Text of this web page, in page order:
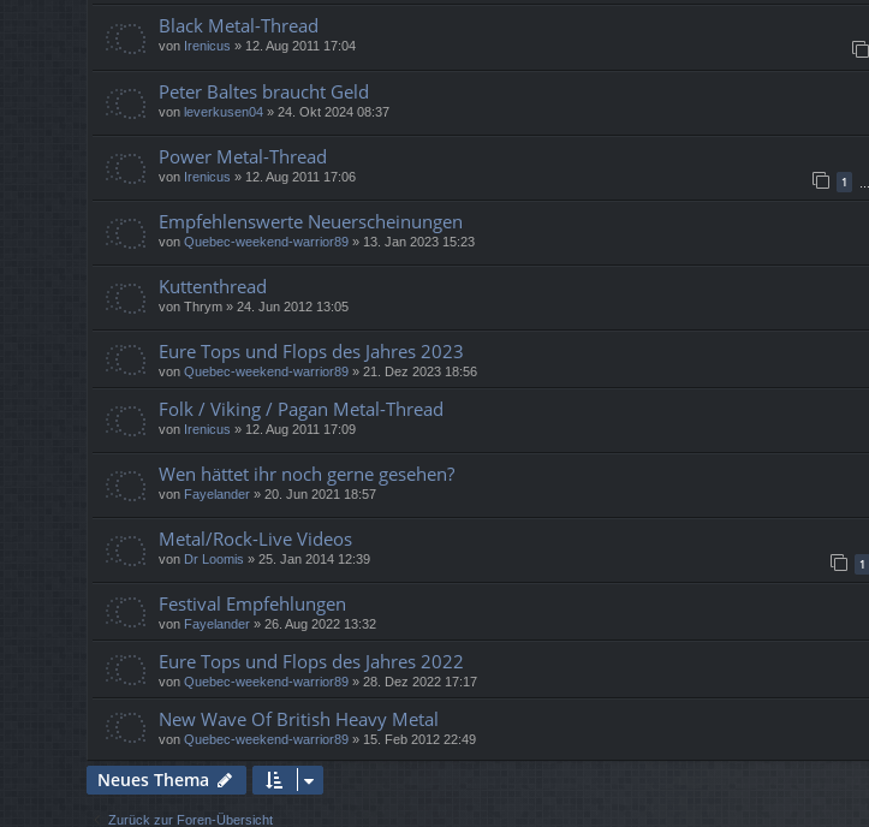
Black Metal-Thread
von Irenicus » 12. Aug 2011 17:04
Peter Baltes braucht Geld
von leverkusen04 » 24. Okt 2024 08:37
Power Metal-Thread
von Irenicus » 12. Aug 2011 17:06 1
Empfehlenswerte Neuerscheinungen
von Quebec-weekend-warrior89 » 13. Jan 2023 15:23
Kuttenthread
von Thrym » 24. Jun 2012 13:05
Eure Tops und Flops des Jahres 2023
von Quebec-weekend-warrior89 » 21. Dez 2023 18:56
Folk / Viking / Pagan Metal-Thread
von Irenicus » 12. Aug 2011 17:09
Wen hättet ihr noch gerne gesehen?
von Fayelander » 20. Jun 2021 18:57
Metal/Rock-Live Videos
von Dr Loomis » 25. Jan 2014 12:39 1
Festival Empfehlungen
von Fayelander » 26. Aug 2022 13:32
Eure Tops und Flops des Jahres 2022
von Quebec-weekend-warrior89 » 28. Dez 2022 17:17
New Wave Of British Heavy Metal
von Quebec-weekend-warrior89 » 15. Feb 2012 22:49
Neues Thema
Zurück zur Foren-Übersicht